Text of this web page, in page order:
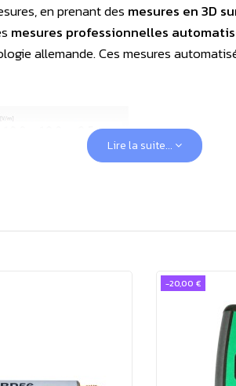
en prenant des mesures en 3D
mesures professionnelles
allemande. Ces mesures
Lire la suite...
-20,00 €